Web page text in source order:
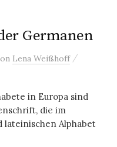
Germanen
Lena Weißhoff /
in Europa sind
die im
lateinischen Alphabet